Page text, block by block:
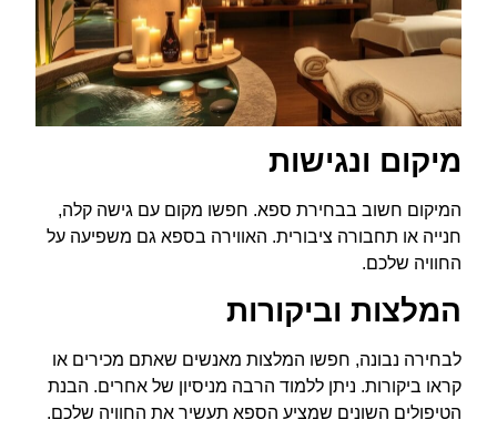
מיקום ונגישות
המיקום חשוב בבחירת ספא. חפשו מקום עם גישה קלה,
חנייה או תחבורה ציבורית. האווירה בספא גם משפיעה על
החוויה שלכם.
המלצות וביקורות
לבחירה נבונה, חפשו המלצות מאנשים שאתם מכירים או
קראו ביקורות. ניתן ללמוד הרבה מניסיון של אחרים. הבנת
הטיפולים השונים שמציע הספא תעשיר את החוויה שלכם.